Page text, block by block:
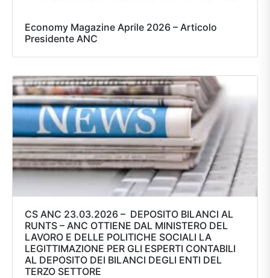
Economy Magazine Aprile 2026 – Articolo
Presidente ANC
CS ANC 23.03.2026 – DEPOSITO BILANCI AL
RUNTS – ANC OTTIENE DAL MINISTERO DEL
LAVORO E DELLE POLITICHE SOCIALI LA
LEGITTIMAZIONE PER GLI ESPERTI CONTABILI
AL DEPOSITO DEI BILANCI DEGLI ENTI DEL
TERZO SETTORE